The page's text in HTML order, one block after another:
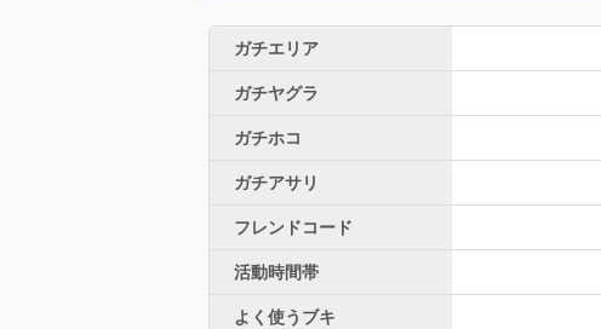
ガチエリア
ガチヤグラ
ガチホコ
ガチアサリ
フレンドコード
活動時間帯
よく使うブキ